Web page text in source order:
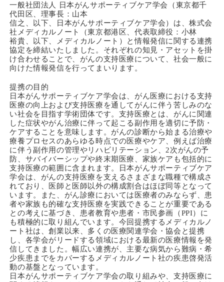
一般社団法人 日本がんサポーティブケア学会（東京都千
代田区、理事長：山本
信之、以下、日本がんサポーティブケア学会）は、株式会
社メディカルノート（東京都港区、代表取締役：小林
裕貴、以下、メディカルノート）と情報発信に関する連携
協定を締結いたしました。それぞれの知見・アセットを掛
け合わせることで、がんの支持医療について、社会一般に
向けた情報発信を行ってまいります。
提携の目的
日本がんサポーティブケア学会は、がん医療における支持
医療の向上および支持医療を通してがんに伴う苦しみのな
い社会を目指す学術団体です。支持医療とは、がんに関連
した症状やがん治療に伴って起こる副作用を適切に予防・
ケアすることを意味します。がんの診断から始まる治療や
療養プロセスのあらゆる時点での医療やケア、例えば治療
に伴う副作用の管理やリハビリテーション、2次がんの予
防、サバイバーシップや終末期医療、家族ケアも包括的に
支持医療の範囲に含まれます。日本がんサポーティブケア
学会は、がんの支持医療を支えるさまざまな職種で構成さ
れており、医師と医師以外の構成割合はほぼ同等となって
います。また、がん診療においては医療者のみならず、患
者や家族も的確な支持医療を実践できることが重要である
との考えに基づき、患者教育や患者・市民参画（PPI）に
も積極的に取り組んでいます。今回提携するメディカルノ
ート社は、創業以来、多くの医療関連学会・協会と提携
し、各学会がリードする領域における最新の医療情報を発
信してきました。幅広い連携が、主要な病気から難病・希
少疾患までをカバーするメディカルノート社の疾患啓発活
動の基盤となっています。
日本がんサポーティブケア学会の取り組みや、支持医療に